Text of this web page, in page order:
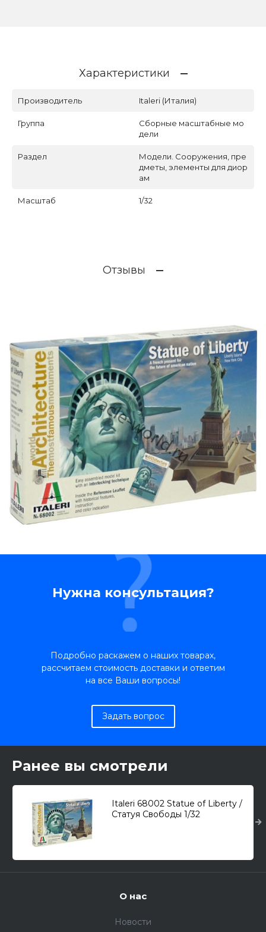
Характеристики
Производитель Italeri (Италия)
Группа
Сборные масштабные мо
дели
Раздел
Модели. Сооружения, пре
дметы, элементы для диор
ам
Масштаб 1/32
Отзывы
Нужна консультация?
Подробно раскажем о наших товарах,
рассчитаем стоимость доставки и ответим
на все Ваши вопросы!
Задать вопрос
Ранее вы смотрели
Italeri 68002 Statue of Liberty /
Статуя Свободы 1/32
О нас
Новости